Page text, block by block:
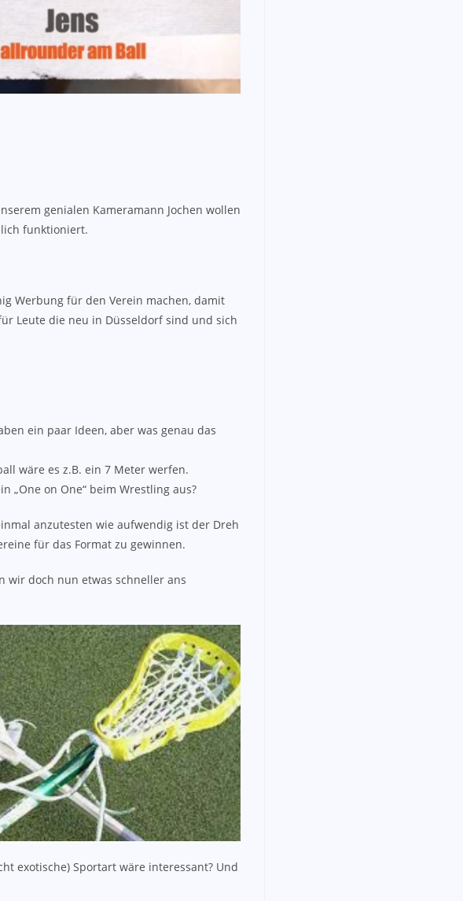
genialen Kameramann Jochen wollen
funktioniert.
Werbung für den Verein machen, damit
Leute die neu in Düsseldorf sind und sich
ein paar Ideen, aber was genau das
wäre es z.B. ein 7 Meter werfen.
„One on One“ beim Wrestling aus?
anzutesten wie aufwendig ist der Dreh
für das Format zu gewinnen.
wir doch nun etwas schneller ans
exotische) Sportart wäre interessant? Und